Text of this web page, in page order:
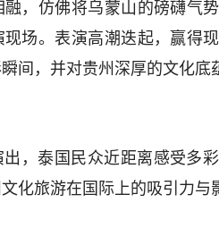
，仿佛将乌蒙山的磅礴气
现场。表演高潮迭起，赢得
间，并对贵州深厚的文化底
，泰国民众近距离感受多
化旅游在国际上的吸引力与